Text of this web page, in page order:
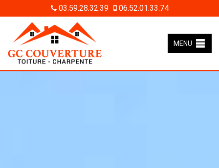
03.59.28.32.39 06.52.01.33.74
MENU